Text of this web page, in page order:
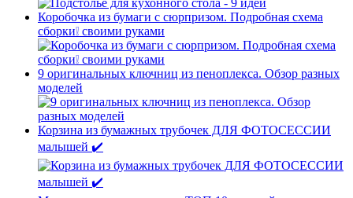
Коробочка из бумаги с сюрпризом. Подробная схема
сборки❕ своими руками
9 оригинальных ключниц из пеноплекса. Обзор разных
моделей
Корзина из бумажных трубочек ДЛЯ ФОТОСЕССИИ
малышей ✔️